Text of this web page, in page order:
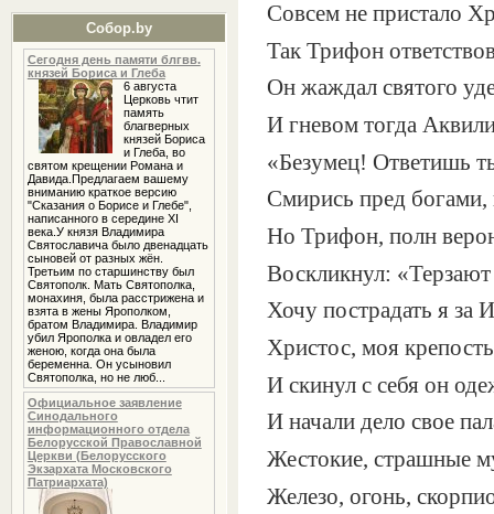
Собор.by
Сегодня день памяти блгвв.
князей Бориса и Глеба
6 августа
Церковь чтит
память
благверных
князей Бориса
и Глеба, во
святом крещении Романа и
Давида.Предлагаем вашему
вниманию краткое версию
"Сказания о Борисе и Глебе",
написанного в середине XI
века.У князя Владимира
Святославича было двенадцать
сыновей от разных жён.
Третьим по старшинству был
Святополк. Мать Святополка,
монахиня, была расстрижена и
взята в жены Ярополком,
братом Владимира. Владимир
убил Ярополка и овладел его
женою, когда она была
беременна. Он усыновил
Святополка, но не люб...
Официальное заявление
Синодального
информационного отдела
Белорусской Православной
Церкви (Белорусского
Экзархата Московского
Патриархата)
Совсем не пристало
Так Трифон
Он жаждал святого
И гневом тогда
«Безумец! Ответишь
Смирись пред богами,
Но Трифон, полн
Воскликнул: «Терзают
Хочу пострадать я за
Христос, моя
И скинул с себя он
И начали дело свое
Жестокие, страшные
Железо, огонь,